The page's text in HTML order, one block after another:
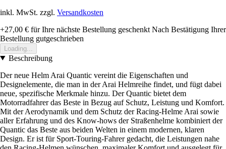
inkl. MwSt. zzgl. Versandkosten
+27,00 € für Ihre nächste Bestellung geschenkt Nach Bestätigung Ihrer
Bestellung gutgeschrieben
Loading...
Beschreibung
Der neue Helm Arai Quantic vereint die Eigenschaften und
Designelemente, die man in der Arai Helmreihe findet, und fügt dabei
neue, spezifische Merkmale hinzu. Der Quantic bietet dem
Motorradfahrer das Beste in Bezug auf Schutz, Leistung und Komfort.
Mit der Aerodynamik und dem Schutz der Racing-Helme Arai sowie
aller Erfahrung und des Know-hows der Straßenhelme kombiniert der
Quantic das Beste aus beiden Welten in einem modernen, klaren
Design. Er ist für Sport-Touring-Fahrer gedacht, die Leistungen nahe